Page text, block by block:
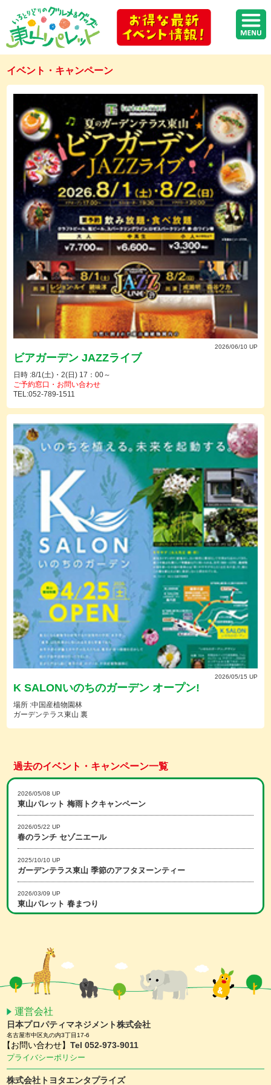
イベント・キャンペーン
2026/06/10 UP
ビアガーデン JAZZライブ
日時 :8/1(土)・2(日) 17：00～
ご予約窓口・お問い合わせ
TEL:052-789-1511
2026/05/15 UP
K SALONいのちのガーデン オープン!
場所 :中国産植物園林
ガーデンテラス東山 裏
過去のイベント・キャンペーン一覧
2026/05/08 UP
東山パレット 梅雨トクキャンペーン
2026/05/22 UP
春のランチ セゾニエール
2025/10/10 UP
ガーデンテラス東山 季節のアフタヌーンティー
2026/03/09 UP
東山パレット 春まつり
2026/02/16 UP
スマホアプリ会員限定 ホワイトデーキャンペーン
2026/01/15 UP
スマホアプリ会員限定 バレンタインキャンペーン
2025/11/25 UP
【予約受付中】クリスマスケーキ ＆ おせち
2025/11/10 UP
ガーデンテラス東山 クリスマスディナー
運営会社
日本プロパティマネジメント株式会社
名古屋市中区丸の内3丁目17-6
【お問い合わせ】Tel 052-973-9011
プライバシーポリシー
株式会社トヨタエンタプライズ